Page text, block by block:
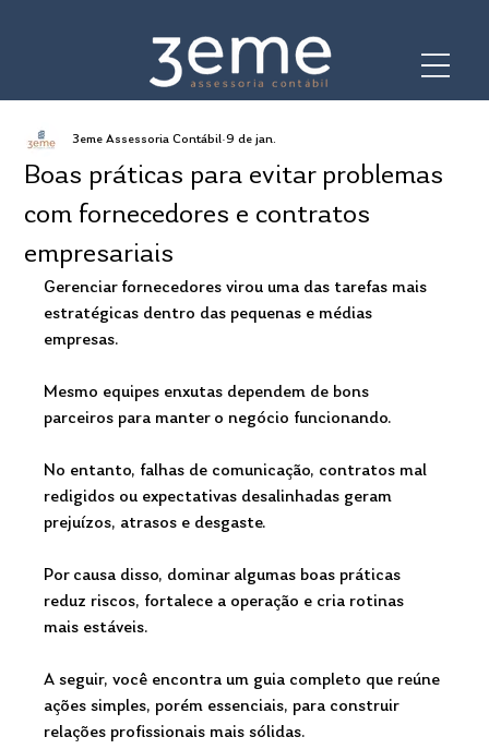
Boas práticas para evitar problemas
com fornecedores e contratos
empresariais
3eme Assessoria Contábil 9 de jan.
Gerenciar fornecedores virou uma das tarefas mais
estratégicas dentro das pequenas e médias
empresas.
Mesmo equipes enxutas dependem de bons
parceiros para manter o negócio funcionando.
No entanto, falhas de comunicação, contratos mal
redigidos ou expectativas desalinhadas geram
prejuízos, atrasos e desgaste.
Por causa disso, dominar algumas boas práticas
reduz riscos, fortalece a operação e cria rotinas
mais estáveis.
A seguir, você encontra um guia completo que reúne
ações simples, porém essenciais, para construir
relações profissionais mais sólidas.